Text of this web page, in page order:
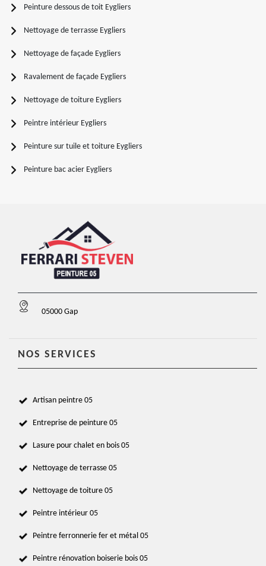
Peinture dessous de toit Eygliers
Nettoyage de terrasse Eygliers
Nettoyage de façade Eygliers
Ravalement de façade Eygliers
Nettoyage de toiture Eygliers
Peintre intérieur Eygliers
Peinture sur tuile et toiture Eygliers
Peinture bac acier Eygliers
05000 Gap
NOS SERVICES
Artisan peintre 05
Entreprise de peinture 05
Lasure pour chalet en bois 05
Nettoyage de terrasse 05
Nettoyage de toiture 05
Peintre intérieur 05
Peintre ferronnerie fer et métal 05
Peintre rénovation boiserie bois 05